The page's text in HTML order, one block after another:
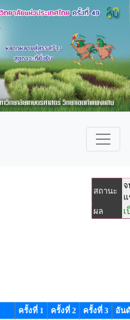
สถานะ
จ
ผล
เ
ครั้งที่ 1 ครั้งที่ 2 ครั้งที่ 3
อัน